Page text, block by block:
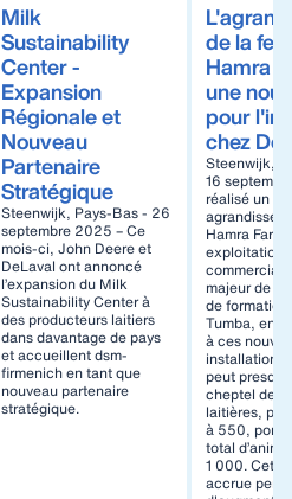
Milk
Sustainability
Center -
Expansion
Régionale et
Nouveau
Partenaire
Stratégique
Steenwijk, Pays-Bas - 26
septembre 2025 – Ce
mois-ci, John Deere et
DeLaval ont annoncé
l’expansion du Milk
Sustainability Center à
des producteurs laitiers
dans davantage de pays
et accueillent dsm-
firmenich en tant que
nouveau partenaire
stratégique.
de la
Hamra
une
pour
chez
Steenwijk,
16
réalisé un
Hamra
exploitation
majeur de
de
Tumba, en
à ces
installations,
peut
cheptel de
laitières,
à 550,
total
1 000.
accrue